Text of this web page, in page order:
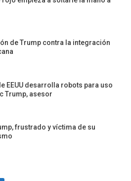
de Trump contra la integración
EEUU desarrolla robots para uso
Trump, asesor
frustrado y víctima de su